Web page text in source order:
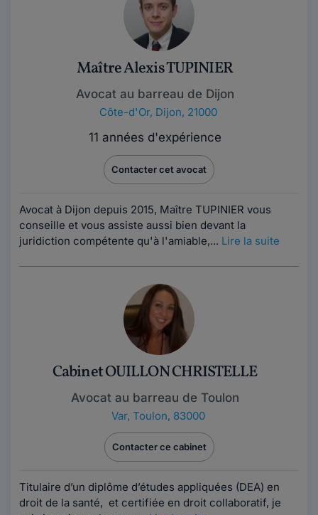
Maître Alexis TUPINIER
Avocat au barreau de Dijon
Côte-d'Or, Dijon, 21000
11 années d'expérience
Contacter cet avocat
Avocat à Dijon depuis 2015, Maître TUPINIER vous
conseille et vous assiste aussi bien devant la
juridiction compétente qu'à l'amiable,... Lire la suite
Cabinet OUILLON CHRISTELLE
Avocat au barreau de Toulon
Var, Toulon, 83000
Contacter ce cabinet
Titulaire d’un diplôme d’études appliquées (DEA) en
droit de la santé, et certifiée en droit collaboratif, je